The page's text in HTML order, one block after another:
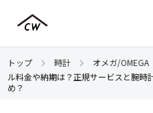
トップ 時計 オメガ/OMEGA
ル料金や納期は？正規サービスと腕時
め？